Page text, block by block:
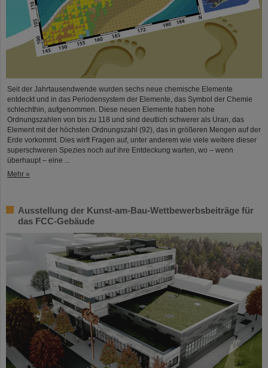
Seit der Jahrtausendwende wurden sechs neue chemische Elemente
entdeckt und in das Periodensystem der Elemente, das Symbol der Chemie
schlechthin, aufgenommen. Diese neuen Elemente haben hohe
Ordnungszahlen von bis zu 118 und sind deutlich schwerer als Uran, das
Element mit der höchsten Ordnungszahl (92), das in größeren Mengen auf der
Erde vorkommt. Dies wirft Fragen auf, unter anderem wie viele weitere dieser
superschweren Spezies noch auf ihre Entdeckung warten, wo – wenn
überhaupt – eine ...
Mehr »
Ausstellung der Kunst-am-Bau-Wettbewerbsbeiträge für
das FCC-Gebäude